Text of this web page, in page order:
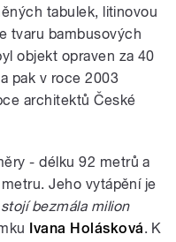
tabulek, litinovou
tvaru bambusových
objekt opraven za 40
pak v roce 2003
architektů České
- délku 92 metrů a
Jeho vytápění je
bezmála milion
Ivana Holásková. K